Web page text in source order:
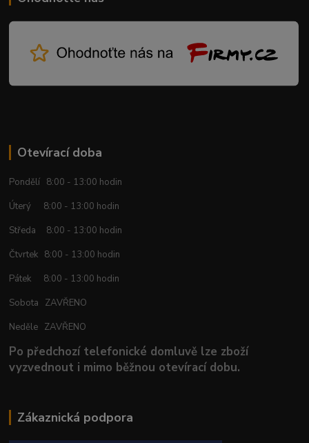
Otevírací doba
Pondělí 8:00 - 13:00 hodin
Úterý 8:00 - 13:00 hodin
Středa 8:00 - 13:00 hodin
Čtvrtek 8:00 - 13:00 hodin
Pátek 8:00 - 13:00 hodin
Sobota ZAVŘENO
Neděle ZAVŘENO
Po předchozí telefonické domluvě lze zboží
vyzvednout i mimo běžnou otevírací dobu.
Zákaznická podpora